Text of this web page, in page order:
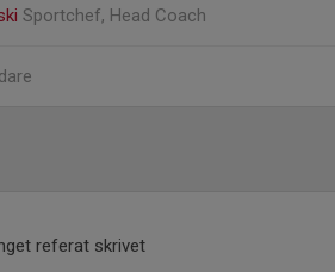
Sportchef, Head Coach
referat skrivet